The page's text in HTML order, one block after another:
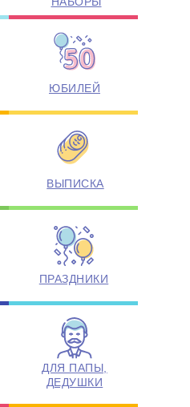
ЮБИЛЕЙ
ВЫПИСКА
ПРАЗДНИКИ
ДЛЯ ПАПЫ,
ДЕДУШКИ